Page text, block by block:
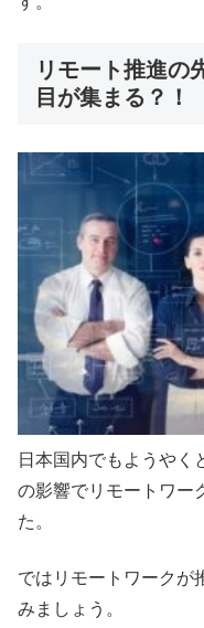
リモート推進の
目が集まる？！
日本国内でもようやく
の影響でリモートワー
た。
ではリモートワークが
みましょう。